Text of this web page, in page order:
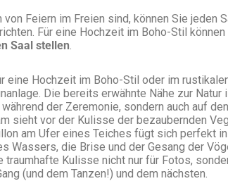
von Feiern im Freien sind, können Sie jeden
Für eine Hochzeit im Boho-Stil können
Saal stellen.
eine Hochzeit im Boho-Stil oder im
Die bereits erwähnte Nähe zur
der Zeremonie, sondern auch auf
sieht vor der Kulisse der bezaubernden
am Ufer eines Teiches fügt sich perfekt
Wassers, die Brise und der Gesang der
traumhafte Kulisse nicht nur für Fotos,
(und dem Tanzen!) und dem nächsten.